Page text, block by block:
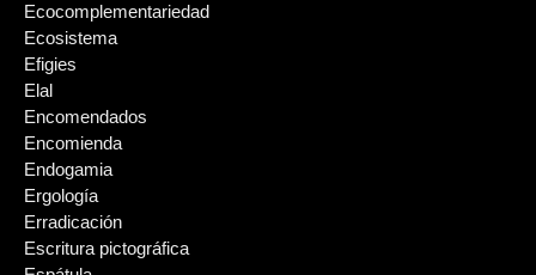
Ecocomplementariedad
Ecosistema
Efigies
Elal
Encomendados
Encomienda
Endogamia
Ergología
Erradicación
Escritura pictográfica